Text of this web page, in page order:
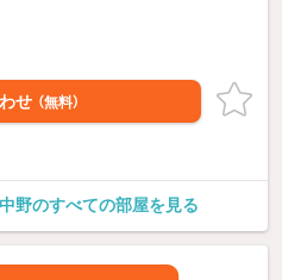
せ （無料）
野のすべての部屋を見る